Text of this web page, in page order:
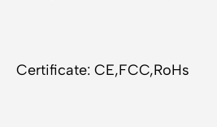
Certificate: CE,FCC,RoHs